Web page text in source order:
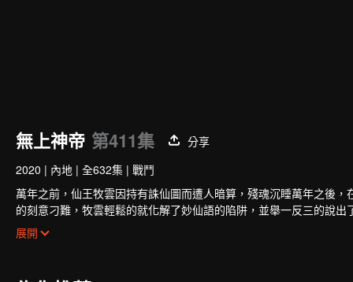
無上神帝 第411集
分享
2020 | 內地 | 全632集 | 戰鬥
萬年之前，仙王牧雲因持有誅仙圖而遭人暗算，殘魂沉睡萬年之後
的刻意刁難，牧雲輕鬆的就化解了妙仙語的陷阱，並舉一反三的說
秦家小姐秦夢瑤結親的消息。秦夢瑤寒毒在身，活不過二十歲，結
這門親事。煉出了淬骨丹，牧雲的修為有了第一次提升。莫問時常
識到了牧雲的能力後，秦夢瑤對牧雲充滿了好奇和興趣，於是成為
展開